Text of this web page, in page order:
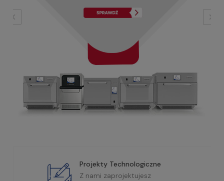
Projekty Technologiczne
Z nami zaprojektujesz